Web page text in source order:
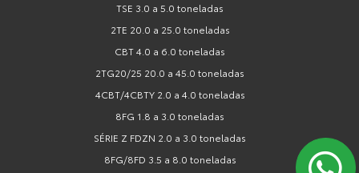
TSE 3.0 a 5.0 toneladas
2TE 20.0 a 25.0 toneladas
CBT 4.0 a 6.0 toneladas
2TG20/25 20.0 a 45.0 toneladas
4CBT/4CBTY 2.0 a 4.0 toneladas
8FG 1.8 a 3.0 toneladas
SÉRIE Z FDZN 2.0 a 3.0 toneladas
8FG/8FD 3.5 a 8.0 toneladas